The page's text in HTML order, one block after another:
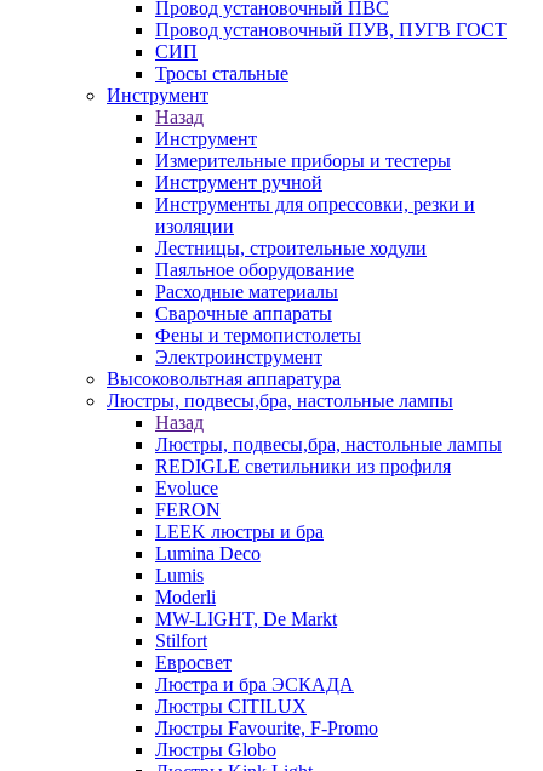
Провод установочный ПВС
Провод установочный ПУВ, ПУГВ ГОСТ
СИП
Тросы стальные
Инструмент
Назад
Инструмент
Измерительные приборы и тестеры
Инструмент ручной
Инструменты для опрессовки, резки и
изоляции
Лестницы, строительные ходули
Паяльное оборудование
Расходные материалы
Сварочные аппараты
Фены и термопистолеты
Электроинструмент
Высоковольтная аппаратура
Люстры, подвесы,бра, настольные лампы
Назад
Люстры, подвесы,бра, настольные лампы
REDIGLE светильники из профиля
Evoluce
FERON
LEEK люстры и бра
Lumina Deco
Lumis
Moderli
MW-LIGHT, De Markt
Stilfort
Евросвет
Люстра и бра ЭСКАДА
Люстры CITILUX
Люстры Favourite, F-Promo
Люстры Globo